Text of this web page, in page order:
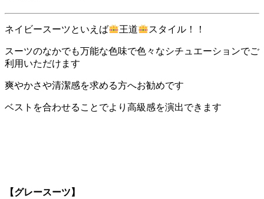
ネイビースーツといえば 王道 スタイル！！
スーツのなかでも万能な色味で色々なシチュエーションでご
利用いただけます
爽やかさや清潔感を求める方へお勧めです
ベストを合わせることでより高級感を演出できます
【グレースーツ 】